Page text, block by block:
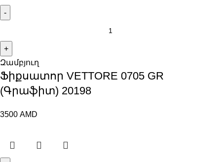
Զամբյուղ
Ֆիքսատոր VЕTTORE 0705 GR
(Գրաֆիտ) 20198
3500 AMD